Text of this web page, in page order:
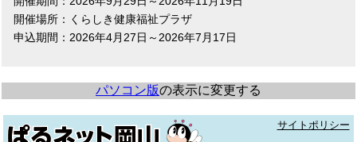
開催場所：くらしき健康福祉プラザ
申込期間：2026年4月27日～2026年7月17日
パソコン版の表示に変更する
サイトポリシー